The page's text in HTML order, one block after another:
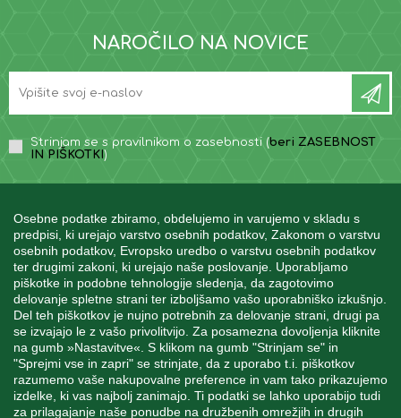
Osebne podatke zbiramo, obdelujemo in varujemo v skladu s
predpisi, ki urejajo varstvo osebnih podatkov, Zakonom o varstvu
osebnih podatkov, Evropsko uredbo o varstvu osebnih podatkov
ter drugimi zakoni, ki urejajo naše poslovanje. Uporabljamo
piškotke in podobne tehnologije sledenja, da zagotovimo
delovanje spletne strani ter izboljšamo vašo uporabniško izkušnjo.
Del teh piškotkov je nujno potrebnih za delovanje strani, drugi pa
se izvajajo le z vašo privolitvijo. Za posamezna dovoljenja kliknite
na gumb »Nastavitve«. S klikom na gumb "Strinjam se" in
"Sprejmi vse in zapri" se strinjate, da z uporabo t.i. piškotkov
razumemo vaše nakupovalne preference in vam tako prikazujemo
izdelke, ki vas najbolj zanimajo. Ti podatki se lahko uporabijo tudi
za prilagajanje naše ponudbe na družbenih omrežjih in drugih
NAROČILO NA NOVICE
Strinjam se s pravilnikom o zasebnosti (beri ZASEBNOST
IN PIŠKOTKI )
INFORMACIJE
MOJ RAČUN
STORITEV ZA STRANKE